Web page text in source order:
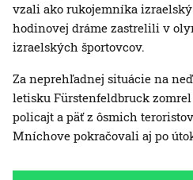
vzali ako rukojemníka
hodinovej dráme zastrelili v
izraelských športovcov.
Za neprehľadnej situácie na
letisku Fürstenfeldbruck
policajt a päť z ôsmich
Mníchove pokračovali aj po